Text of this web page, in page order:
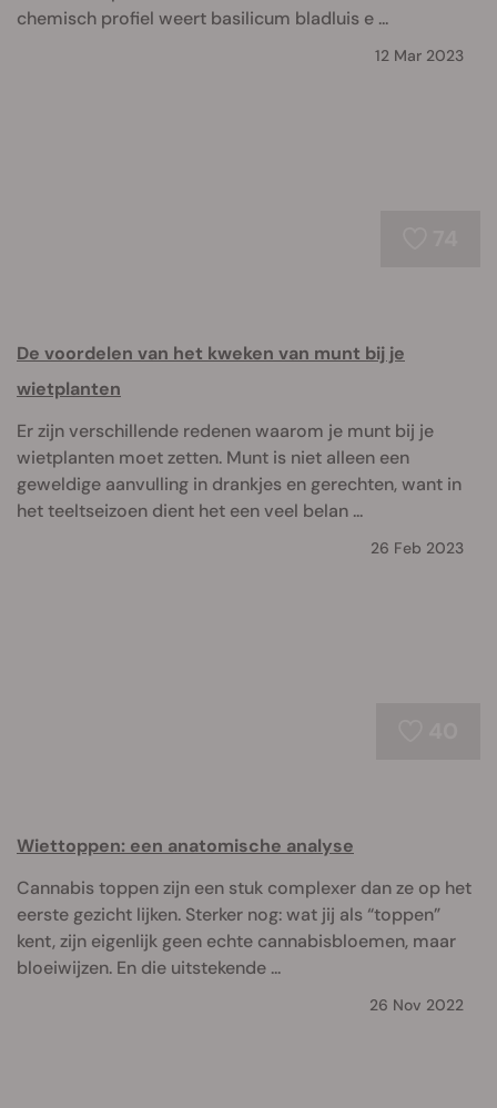
chemisch profiel weert basilicum bladluis e ...
12 Mar 2023
De voordelen van het kweken van munt bij je
wietplanten
Er zijn verschillende redenen waarom je munt bij je
wietplanten moet zetten. Munt is niet alleen een
geweldige aanvulling in drankjes en gerechten, want in
het teeltseizoen dient het een veel belan ...
26 Feb 2023
Wiettoppen: een anatomische analyse
Cannabis toppen zijn een stuk complexer dan ze op het
eerste gezicht lijken. Sterker nog: wat jij als “toppen”
kent, zijn eigenlijk geen echte cannabisbloemen, maar
bloeiwijzen. En die uitstekende ...
26 Nov 2022